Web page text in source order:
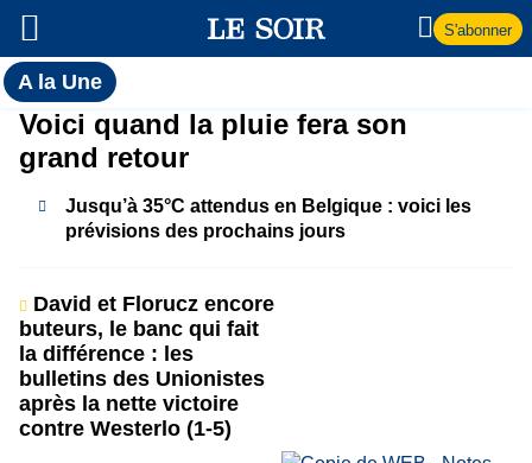
S'abonner
A la UneToutes
l'actualité
du Soir
A
la
Une
Voici quand la pluie fera son
grand retour
Jusqu’à 35°C attendus en Belgique : voici les
prévisions des prochains jours
David et Florucz encore
buteurs, le banc qui fait
la différence : les
bulletins des Unionistes
après la nette victoire
contre Westerlo (1-5)